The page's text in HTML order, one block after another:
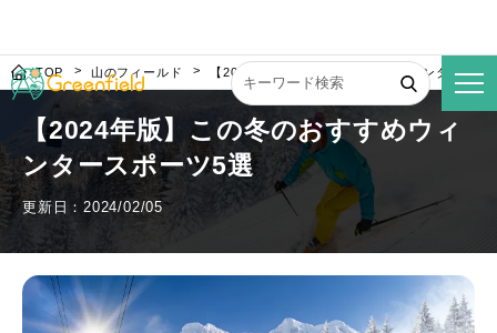
TOP 山のフィールド 【2024年版】この冬のおすすめウィンタースポ
【2024年版】この冬のおすすめウィ
ンタースポーツ5選
更新日：2024/02/05